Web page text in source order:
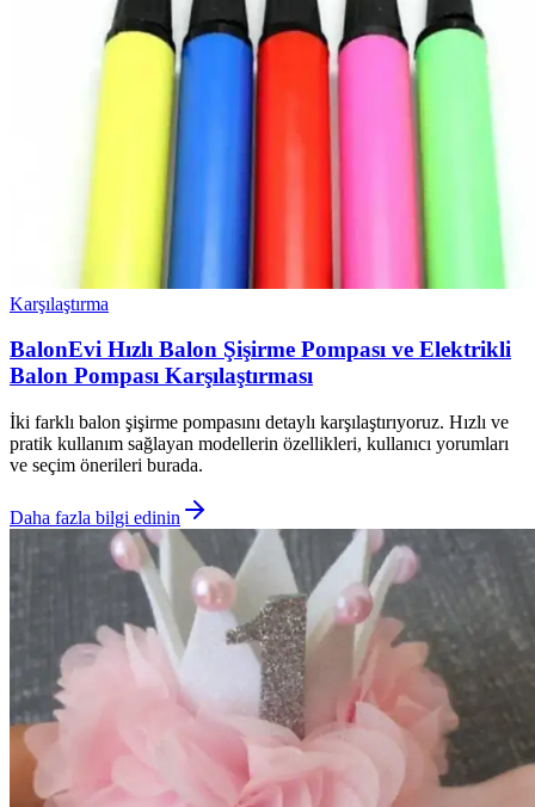
Karşılaştırma
BalonEvi Hızlı Balon Şişirme Pompası ve Elektrikli
Balon Pompası Karşılaştırması
İki farklı balon şişirme pompasını detaylı karşılaştırıyoruz. Hızlı ve
pratik kullanım sağlayan modellerin özellikleri, kullanıcı yorumları
ve seçim önerileri burada.
Daha fazla bilgi edinin